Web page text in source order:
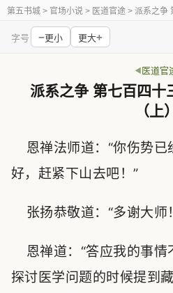
第五书城 > 官场小说 > 医道官途 > 派系之争
字号 −更小 更大+
医道官
派系之争 第七百四十
（上）
恩禅法师道：“你伤势已
好，赶紧下山去吧！”
张扬恭敬道：“多谢大师
恩禅道：“答应我的事情
探讨医学问题的时候提到